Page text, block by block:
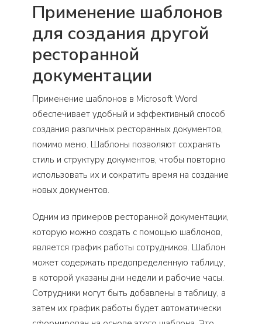
Применение шаблонов
для создания другой
ресторанной
документации
Применение шаблонов в Microsoft Word
обеспечивает удобный и эффективный способ
создания различных ресторанных документов,
помимо меню. Шаблоны позволяют сохранять
стиль и структуру документов, чтобы повторно
использовать их и сократить время на создание
новых документов.
Одним из примеров ресторанной документации,
которую можно создать с помощью шаблонов,
является график работы сотрудников. Шаблон
может содержать предопределенную таблицу,
в которой указаны дни недели и рабочие часы.
Сотрудники могут быть добавлены в таблицу, а
затем их график работы будет автоматически